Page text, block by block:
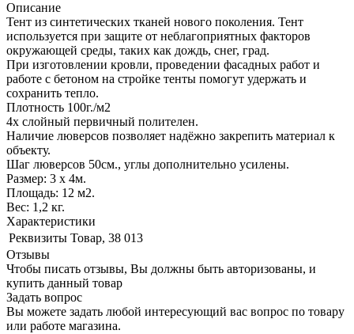
Описание
Тент из синтетических тканей нового поколения. Тент
используется при защите от неблагоприятных факторов
окружающей среды, таких как дождь, снег, град.
При изготовлении кровли, проведении фасадных работ и
работе с бетоном на стройке тенты помогут удержать и
сохранить тепло.
Плотность 100г./м2
4х слойный первичный полителен.
Наличие люверсов позволяет надёжно закрепить материал к
объекту.
Шаг люверсов 50см., углы дополнительно усилены.
Размер: 3 х 4м.
Площадь: 12 м2.
Вес: 1,2 кг.
Характеристики
Реквизиты Товар, 38 013
Отзывы
Чтобы писать отзывы, Вы должны быть авторизованы, и
купить данный товар
Задать вопрос
Вы можете задать любой интересующий вас вопрос по товару
или работе магазина.